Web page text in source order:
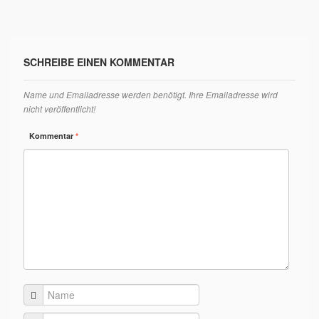
SCHREIBE EINEN KOMMENTAR
Name und Emailadresse werden benötigt. Ihre Emailadresse wird
nicht veröffentlicht!
Kommentar*